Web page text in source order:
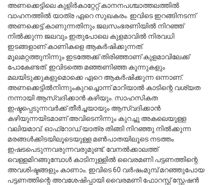
അണക്കെട്ടിലെ കുളിർകാറ്റേറ്റ് കാനനപശ്ചാത്തലത്തിൽ
വാഹനത്തിൽ യാത്ര ഏറെ സുഖകരം. ഇവിടെ ഇറങ്ങിനടന്ന്
അണക്കെട്ട് കാണുന്നതിനും ജലസംഭരണിയിൽ നിറഞ്ഞ്
നിൽക്കുന്ന ജലവും ഇതുപോലെ കുളമാവിൽ നിരവധി
ഇടങ്ങളാണ് കാണികളെ ആകർഷിക്കുന്നത്.
മൂലമറ്റത്തുനിന്നും ഇടത്തേക്ക് തിരിഞ്ഞാണ് കുളമാവിലേക്ക്
പോകേണ്ടത്. ഇവിടത്തെ മഞ്ഞണിഞ്ഞ കുന്നുകളും
മലയിടുക്കുകളുമൊക്കെ ഏറെ ആകർഷിക്കുന്ന ഒന്നാണ്.
അണക്കെട്ടിൽനിന്നുംകുറച്ചൊന്ന് മാറിയാൽ കാടിന്റെ വശ്യത
നന്നായി ആസ്വദിക്കാൻ കഴിയും. സാഹസികത
ഇഷ്ടപ്പെടുന്നവർക്ക് തീർച്ചയായും ആസ്വദിക്കാൻ
കഴിയുന്നയിടമാണ് അവിടെനിന്നും കുറച്ചു അകലെയുള്ള
വലിയമാവ്. ഓഫ്റോഡ് യാത്ര തിങ്ങി നിറഞ്ഞു നിൽക്കുന്ന
മരങ്ങൾക്കിടയിലൂടെയുള്ള മൺപാതയിലൂടെ നടത്തം
ഇഷടപെടുന്നവരുന്നവരുമുണ്ട്. വേനൽക്കാലത്ത്
വെള്ളമിറങ്ങുമ്പോൾ കാടിനുള്ളിൽ വെെരമണി പട്ടണത്തിന്റെ
അവശിഷ്ടങ്ങളും കാണാം. ഇവിടെ 60 വർഷംമുമ്പ് മറഞ്ഞുപോയ
പട്ടണത്തിന്റെ അവശേഷിപ്പായി വെെരമണി ഫോറസ്റ്റ് സ്റ്റേഷൻ